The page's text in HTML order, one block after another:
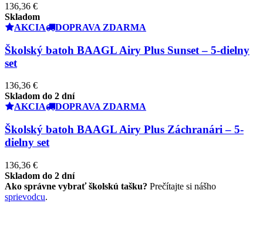
136,36 €
Skladom
AKCIA
DOPRAVA ZDARMA
Školský batoh BAAGL Airy Plus Sunset – 5-dielny
set
136,36 €
Skladom do 2 dní
AKCIA
DOPRAVA ZDARMA
Školský batoh BAAGL Airy Plus Záchranári – 5-
dielny set
136,36 €
Skladom do 2 dní
Ako správne vybrať školskú tašku? Prečítajte si nášho
sprievodcu.